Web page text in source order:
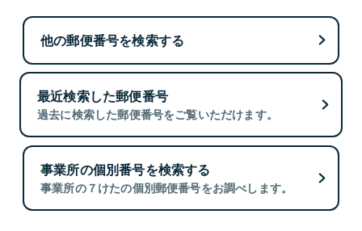
他の郵便番号を検索する
最近検索した郵便番号
過去に検索した郵便番号をご覧いただけます。
事業所の個別番号を検索する
事業所の７けたの個別郵便番号をお調べします。